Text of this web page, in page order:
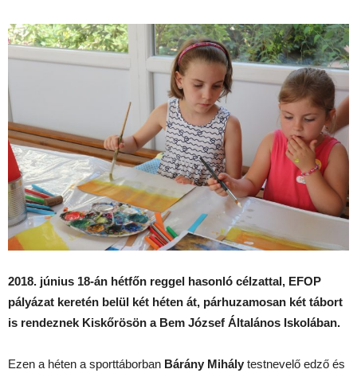
2018. június 18-án hétfőn reggel hasonló célzattal, EFOP
pályázat keretén belül két héten át, párhuzamosan két tábort
is rendeznek Kiskőrösön a Bem József Általános Iskolában.
Ezen a héten a sporttáborban Bárány Mihály testnevelő edző és